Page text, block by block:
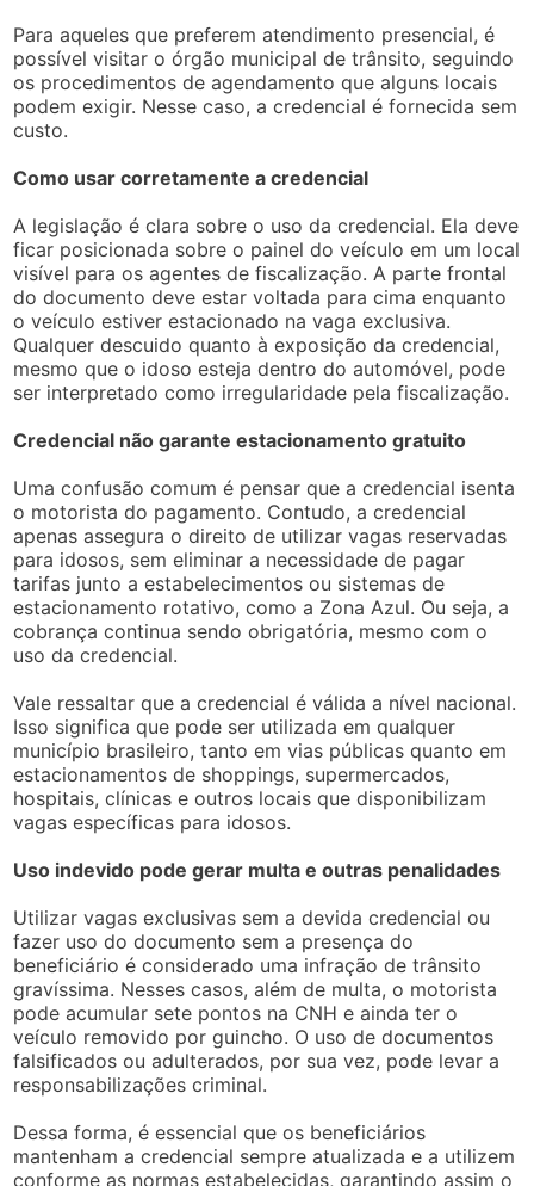
Para aqueles que preferem atendimento presencial, é
possível visitar o órgão municipal de trânsito, seguindo
os procedimentos de agendamento que alguns locais
podem exigir. Nesse caso, a credencial é fornecida sem
custo.
Como usar corretamente a credencial
A legislação é clara sobre o uso da credencial. Ela deve
ficar posicionada sobre o painel do veículo em um local
visível para os agentes de fiscalização. A parte frontal
do documento deve estar voltada para cima enquanto
o veículo estiver estacionado na vaga exclusiva.
Qualquer descuido quanto à exposição da credencial,
mesmo que o idoso esteja dentro do automóvel, pode
ser interpretado como irregularidade pela fiscalização.
Credencial não garante estacionamento gratuito
Uma confusão comum é pensar que a credencial isenta
o motorista do pagamento. Contudo, a credencial
apenas assegura o direito de utilizar vagas reservadas
para idosos, sem eliminar a necessidade de pagar
tarifas junto a estabelecimentos ou sistemas de
estacionamento rotativo, como a Zona Azul. Ou seja, a
cobrança continua sendo obrigatória, mesmo com o
uso da credencial.
Vale ressaltar que a credencial é válida a nível nacional.
Isso significa que pode ser utilizada em qualquer
município brasileiro, tanto em vias públicas quanto em
estacionamentos de shoppings, supermercados,
hospitais, clínicas e outros locais que disponibilizam
vagas específicas para idosos.
Uso indevido pode gerar multa e outras penalidades
Utilizar vagas exclusivas sem a devida credencial ou
fazer uso do documento sem a presença do
beneficiário é considerado uma infração de trânsito
gravíssima. Nesses casos, além de multa, o motorista
pode acumular sete pontos na CNH e ainda ter o
veículo removido por guincho. O uso de documentos
falsificados ou adulterados, por sua vez, pode levar a
responsabilizações criminal.
Dessa forma, é essencial que os beneficiários
mantenham a credencial sempre atualizada e a utilizem
conforme as normas estabelecidas, garantindo assim o